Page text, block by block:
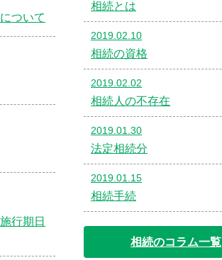
ついて
行期日
相続とは
2019.02.10
相続の資格
2019.02.02
相続人の不存在
2019.01.30
法定相続分
2019.01.15
相続手続
相続のコラム一覧